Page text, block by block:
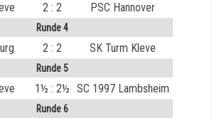
2 : 2 PSC Hannover
Runde 4
2 : 2 SK Turm Kleve
Runde 5
1½ : 2½ SC 1997 Lambsheim
Runde 6